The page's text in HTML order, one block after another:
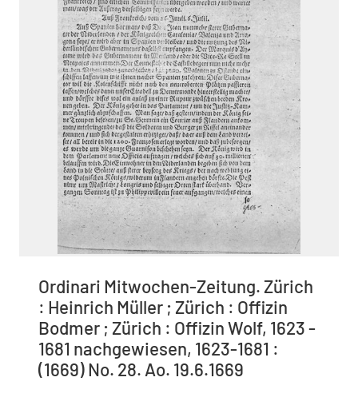
Ordinari Mitwochen-Zeitung. Zürich
: Heinrich Müller ; Zürich : Offizin
Bodmer ; Zürich : Offizin Wolf, 1623 -
1681 nachgewiesen, 1623-1681 :
(1669) No. 28. Ao. 19.6.1669